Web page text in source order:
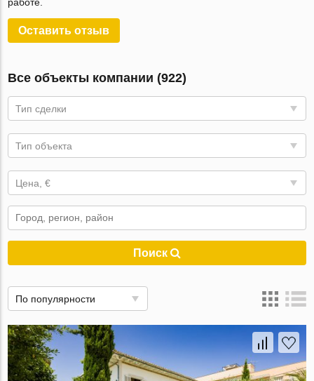
Оставить отзыв
Все объекты компании (922)
Тип сделки
Тип объекта
Цена, €
Поиск
По популярности